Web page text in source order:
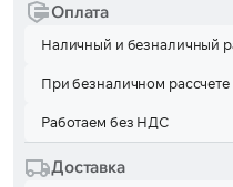
Оплата
Наличный и безналичный
При безналичном рассчете
Работаем без НДС
Доставка